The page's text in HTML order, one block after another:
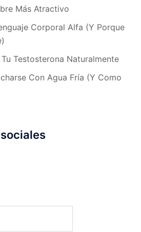
Más Atractivo
Corporal Alfa (Y Porque
Testosterona Naturalmente
Con Agua Fría (Y Como
sociales